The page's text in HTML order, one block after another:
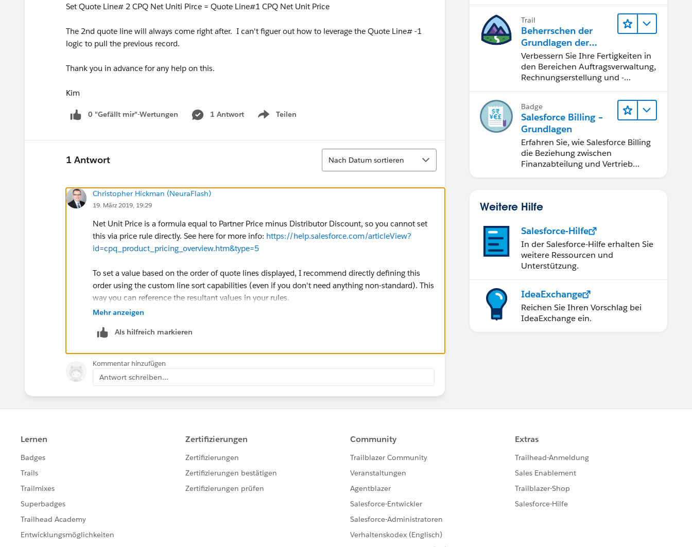
Set Quote Line# 2 CPQ Net Uniti Pirce = Quote Line#1 CPQ Net Unit Price
The 2nd quote line will always come right after. I can't figuer out how to leverage the Quote Line# -1
logic to pull the previous record.
Thank you in advance for any help on this.
Kim
0 "Gefällt mir"-Wertungen 1 Antwort Teilen
Show menu
1 Antwort
Sortieren
Nach Datum sortieren
Christopher Hickman (NeuraFlash)
19. März 2019, 19:29
Net Unit Price is a formula equal to Partner Price minus Distributor Discount, so you cannot set
this via price rule directly. See here for more info: https://help.salesforce.com/articleView?
id=cpq_product_pricing_overview.htm&type=5
To set a value based on the order of quote lines displayed, I recommend directly defining this
order using the custom line sort capabilities (even if you don't need anything non-standard). This
way you can reference the resultant values in your rules.
Seehttps://help.salesforce.com/articleView?id=000271502&language=en_US&type=1
Mehr anzeigen
Als hilfreich markieren
Kommentar hinzufügen
Antwort schreiben...
Trail
Beherrschen der
Grundlagen der
Verwaltung von
Salesforce Billing
Verbessern Sie Ihre Fertigkeiten in
den Bereichen Auftragsverwaltung,
Rechnungserstellung und -
Badge
Salesforce Billing –
Grundlagen
Erfahren Sie, wie Salesforce Billing
die Beziehung zwischen
Finanzabteilung und Vertrieb
Weitere Hilfe
Salesforce-Hilfe
In der Salesforce-Hilfe erhalten Sie
weitere Ressourcen und
Unterstützung.
IdeaExchange
Reichen Sie Ihren Vorschlag bei
IdeaExchange ein.